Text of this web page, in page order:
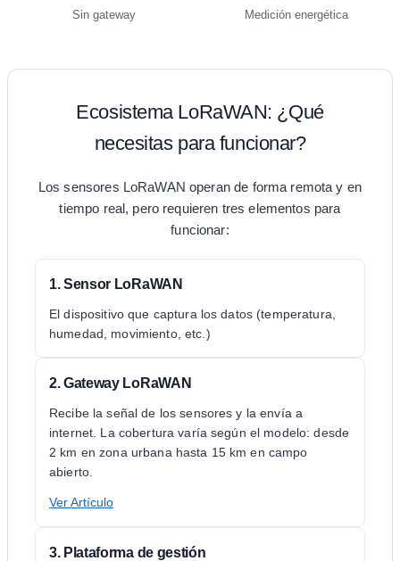
Sin gateway Medición energética
Ecosistema LoRaWAN: ¿Qué
necesitas para funcionar?
Los sensores LoRaWAN operan de forma remota y en
tiempo real, pero requieren tres elementos para
funcionar:
1. Sensor LoRaWAN
El dispositivo que captura los datos (temperatura,
humedad, movimiento, etc.)
2. Gateway LoRaWAN
Recibe la señal de los sensores y la envía a
internet. La cobertura varía según el modelo: desde
2 km en zona urbana hasta 15 km en campo
abierto.
Ver Artículo
3. Plataforma de gestión